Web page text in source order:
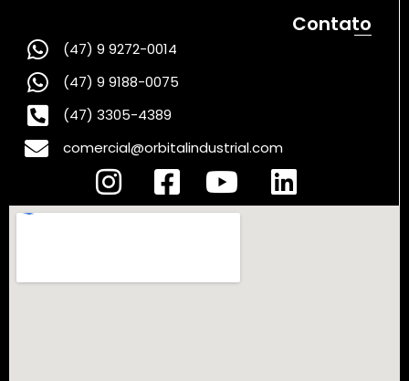
Contato
(47) 9 9272-0014
(47) 9 9188-0075
(47) 3305-4389
comercial@orbitalindustrial.com